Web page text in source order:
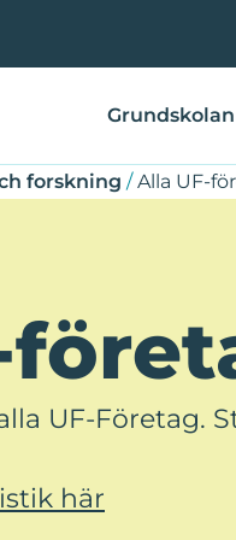
Grundskolan
forskning / Alla UF-
UF-Företag.
här